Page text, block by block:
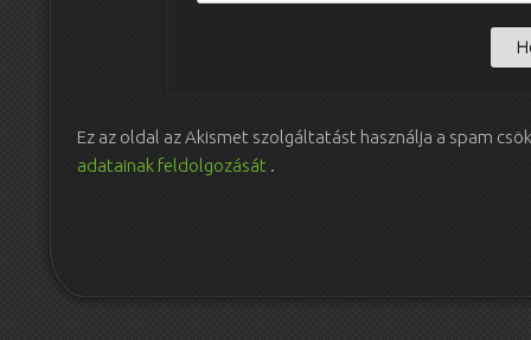
Ez az oldal az Akismet szolgáltatást használja a spam
adatainak feldolgozását .